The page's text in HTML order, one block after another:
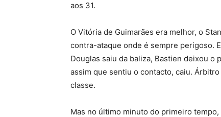
aos 31.
O Vitória de Guimarães era melhor, o
contra-ataque onde é sempre perigoso.
Douglas saiu da baliza, Bastien deixou
assim que sentiu o contacto, caiu.
classe.
Mas no último minuto do primeiro